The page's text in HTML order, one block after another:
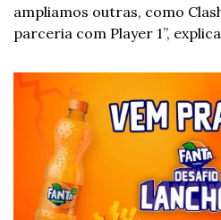
ampliamos outras, como
parceria com Player 1”,